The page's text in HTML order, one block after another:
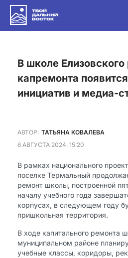
в школе Елизовского района после
капремонта
инициатив и медиа-
АВТОР: ТАТЬЯНА КОВАЛЕВА
6 АВГУСТА 2024, 15:20
В рамках национального
поселке Термальный
ремонт школы, построенной
началу учебного года
корпусах, в следующем году
пришкольная территория.
В ходе капитального ремонта
муниципальном районе
учебные классы, коридоры,